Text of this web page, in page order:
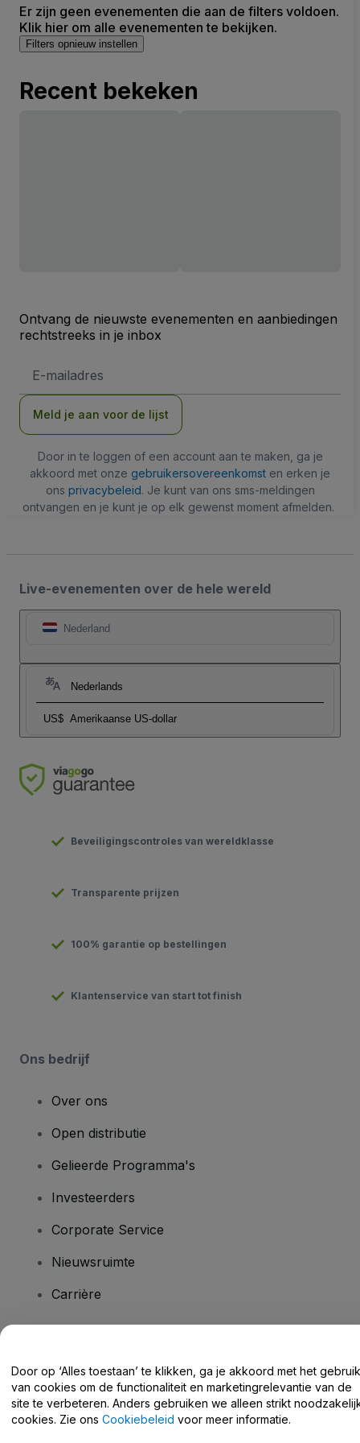
Er zijn geen evenementen die aan de filters voldoen.
Klik hier om alle evenementen te bekijken.
Filters opnieuw instellen
Recent bekeken
Ontvang de nieuwste evenementen en aanbiedingen
rechtstreeks in je inbox
mailadres
Meld je aan voor de lijst
Door in te loggen of een account aan te maken, ga je
akkoord met onze gebruikersovereenkomst en erken je
ons privacybeleid. Je kunt van ons sms-meldingen
ontvangen en je kunt je op elk gewenst moment afmelden.
Live-evenementen over de hele wereld
Nederland
Nederlands
US$ Amerikaanse US-dollar
Beveiligingscontroles van wereldklasse
Transparente prijzen
100% garantie op bestellingen
Klantenservice van start tot finish
Ons bedrijf
Over ons
Open distributie
Gelieerde Programma's
Investeerders
Corporate Service
Nieuwsruimte
Carrière
Helpcentrum / Neem Contact Met Ons Op
Door op ‘Alles toestaan’ te klikken, ga je akkoord met het gebruik
van cookies om de functionaliteit en marketingrelevantie van de
site te verbeteren. Anders gebruiken we alleen strikt
cookies. Zie ons Cookiebeleid voor meer informatie.